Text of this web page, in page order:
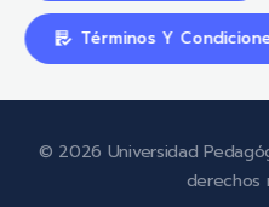
Términos Y
© 2026 Universidad
derechos